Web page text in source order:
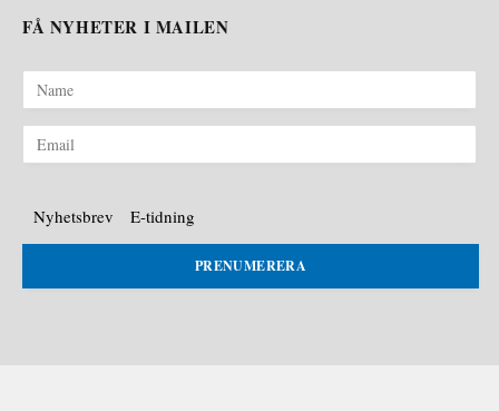
FÅ NYHETER I MAILEN
Nyhetsbrev E-tidning
PRENUMERERA